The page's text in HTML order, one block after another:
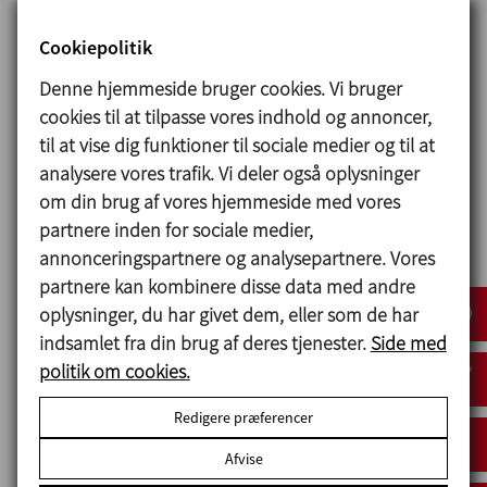
for at kunne arbejde under tryk og
vakuum (-1/1 bar). Det er udstyret med
vejeceller og varmekappe for
opvarmning op til 100 ºC og afkøling.
Tilberedningsudstyr på 300 l med bund-
Cowler, omrører af ankertypen og
deflektorer for at kunne arbejde under
tryk og vakuum (-1/1 bar). Det er
forsynet med varmekappe for
opvarmning op til 100 ºC og afkøling.
Centrifugalpumpe SE-28 med vogn til
selvrensende CIP.
Lukket servicebænk til:
- Væskeringspumpe for at skabe et
vakuum til mikseranlæggene.
Cookiepolitik
Denne hjemmeside bruger cookies. Vi bruger
cookies til at tilpasse vores indhold og annoncer,
til at vise dig funktioner til sociale medier og til at
analysere vores trafik. Vi deler også oplysninger
om din brug af vores hjemmeside med vores
partnere inden for sociale medier,
annonceringspartnere og analysepartnere. Vores
partnere kan kombinere disse data med andre
oplysninger, du har givet dem, eller som de har
indsamlet fra din brug af deres tjenester. Side med
politik om cookies.
Redigere præferencer
Afvise